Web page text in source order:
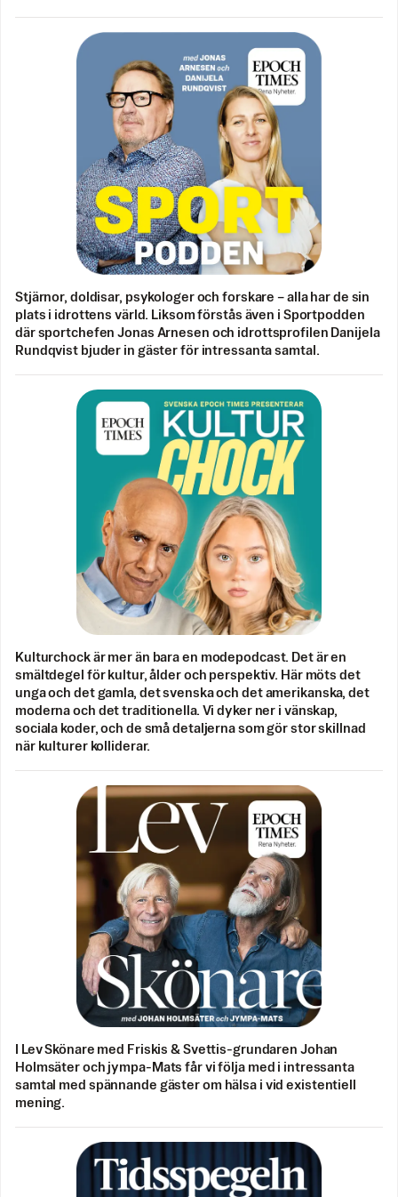
Stjärnor, doldisar, psykologer och forskare – alla har de sin
plats i idrottens värld. Liksom förstås även i Sportpodden
där sportchefen Jonas Arnesen och idrottsprofilen Danijela
Rundqvist bjuder in gäster för intressanta samtal.
Kulturchock är mer än bara en modepodcast. Det är en
smältdegel för kultur, ålder och perspektiv. Här möts det
unga och det gamla, det svenska och det amerikanska, det
moderna och det traditionella. Vi dyker ner i vänskap,
sociala koder, och de små detaljerna som gör stor skillnad
när kulturer kolliderar.
I Lev Skönare med Friskis & Svettis-grundaren Johan
Holmsäter och jympa-Mats får vi följa med i intressanta
samtal med spännande gäster om hälsa i vid existentiell
mening.